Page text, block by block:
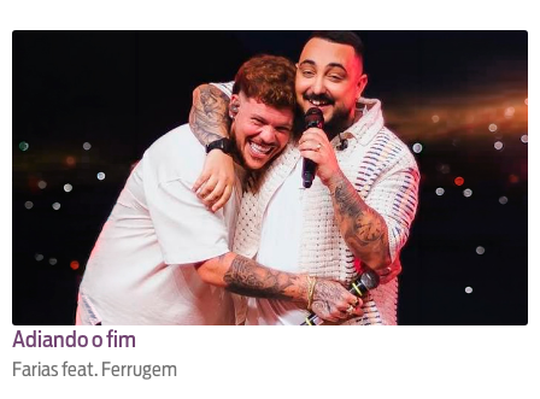
Adiando o fim
Farias feat. Ferrugem